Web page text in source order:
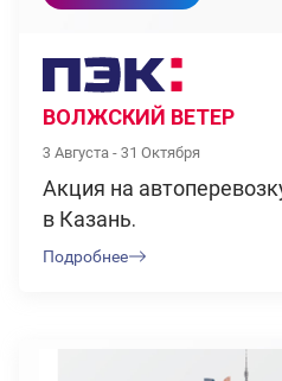
ВОЛЖСКИЙ ВЕТЕР
3 Августа - 31 Октября
Акция на
в Казань.
Подробнее